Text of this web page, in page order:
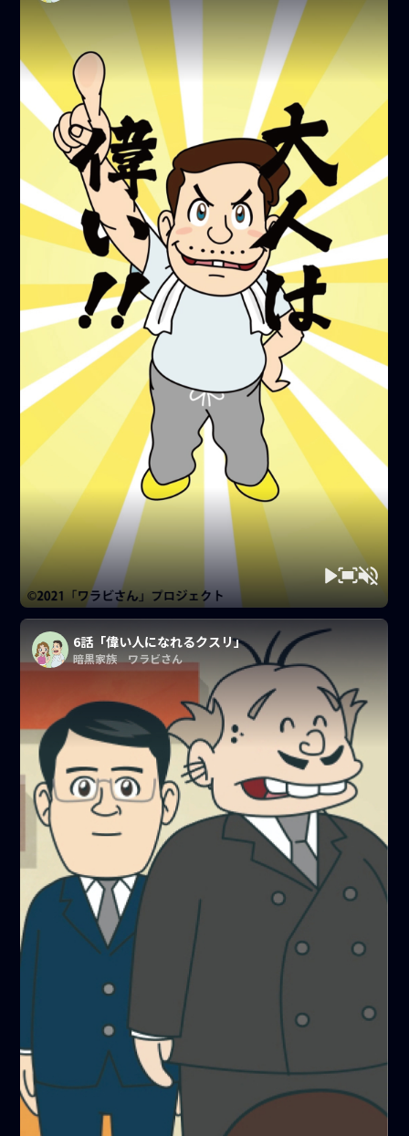
6話「偉い人になれるクスリ」
暗黒家族 ワラビさん